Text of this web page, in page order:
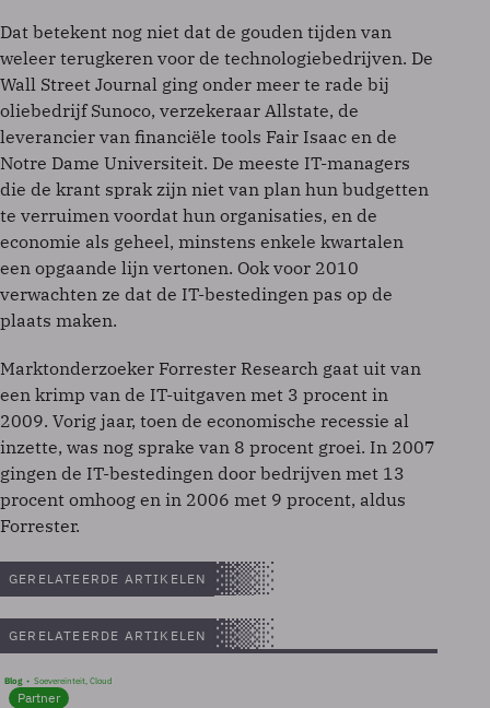
Dat betekent nog niet dat de gouden tijden van
weleer terugkeren voor de technologiebedrijven. De
Wall Street Journal ging onder meer te rade bij
oliebedrijf Sunoco, verzekeraar Allstate, de
leverancier van financiële tools Fair Isaac en de
Notre Dame Universiteit. De meeste IT-managers
die de krant sprak zijn niet van plan hun budgetten
te verruimen voordat hun organisaties, en de
economie als geheel, minstens enkele kwartalen
een opgaande lijn vertonen. Ook voor 2010
verwachten ze dat de IT-bestedingen pas op de
plaats maken.
Marktonderzoeker Forrester Research gaat uit van
een krimp van de IT-uitgaven met 3 procent in
2009. Vorig jaar, toen de economische recessie al
inzette, was nog sprake van 8 procent groei. In 2007
gingen de IT-bestedingen door bedrijven met 13
procent omhoog en in 2006 met 9 procent, aldus
Forrester.
GERELATEERDE ARTIKELEN
GERELATEERDE ARTIKELEN
Blog Soevereinteit, Cloud
Partner